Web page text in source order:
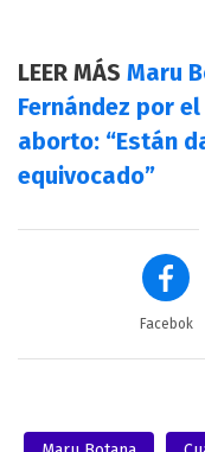
LEER MÁS Maru
Fernández por
aborto: “Están
equivocado”
Facebok